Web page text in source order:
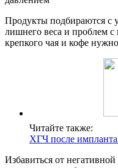
Продукты подбираются с
лишнего веса и проблем
крепкого чая и кофе
Читайте также:
ХГЧ после
Избавиться от